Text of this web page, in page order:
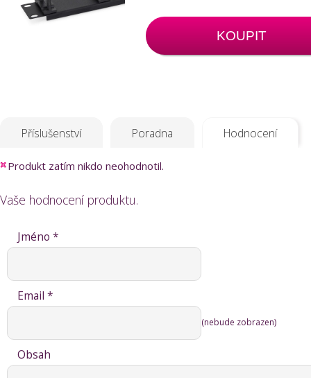
KOUPIT
Příslušenství Poradna Hodnocení
Produkt zatím nikdo neohodnotil.
Vaše hodnocení produktu.
Jméno *
Email *
(nebude zobrazen)
Obsah